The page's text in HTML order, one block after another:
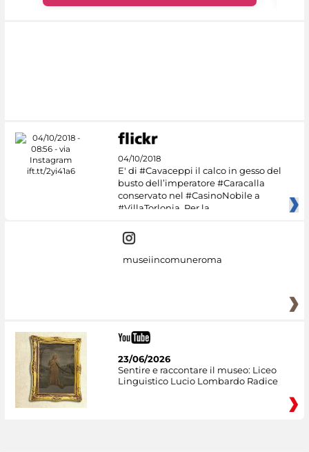
04/10/2018
E' di #Cavaceppi il calco in gesso del
busto dell’imperatore #Caracalla
conservato nel #CasinoNobile a
#VillaTorlonia. Per la
museiincomuneroma
23/06/2026
Sentire e raccontare il museo: Liceo
Linguistico Lucio Lombardo Radice